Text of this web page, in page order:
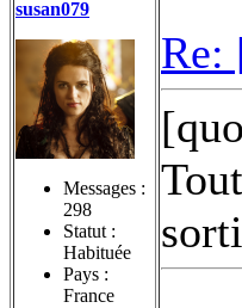
susan079
Messages :
298
Statut :
Habituée
Pays :
France
Re: